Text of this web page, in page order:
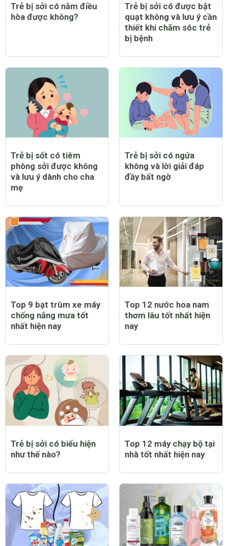
Trẻ bị sởi có nằm điều
hòa được không?
Trẻ bị sởi có được bật
quạt không và lưu ý cần
thiết khi chăm sóc trẻ
bị bệnh
Trẻ bị sốt có tiêm
phòng sởi được không
và lưu ý dành cho cha
mẹ
Trẻ bị sởi có ngứa
không và lời giải đáp
đầy bất ngờ
Top 9 bạt trùm xe máy
chống nắng mưa tốt
nhất hiện nay
Top 12 nước hoa nam
thơm lâu tốt nhất hiện
nay
Trẻ bị sởi có biểu hiện
như thế nào?
Top 12 máy chạy bộ tại
nhà tốt nhất hiện nay